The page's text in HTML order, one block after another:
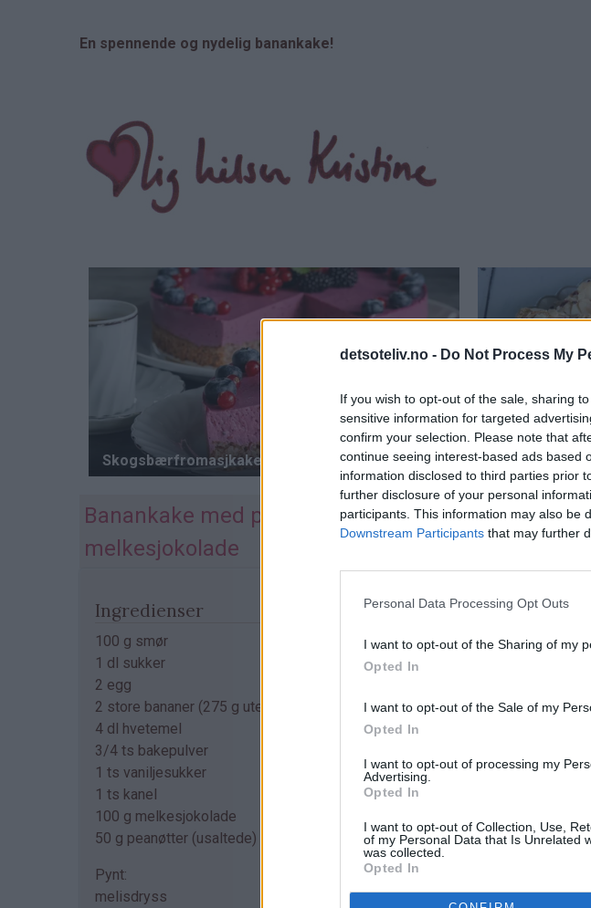
detsoteliv.no - Do Not Process My
If you wish to opt-out of the sale, sharing
sensitive information for targeted
confirm your selection. Please note that
continue seeing interest-based ads based
information disclosed to third parties prior
further disclosure of your personal
participants. This information may also be
Downstream Participants that may further
Personal Data Processing Opt Outs
I want to opt-out of the Sharing of my
Opted In
I want to opt-out of the Sale of my
Opted In
I want to opt-out of processing my
Advertising.
Opted In
I want to opt-out of Collection, Use,
of my Personal Data that Is Unrelated
was collected.
Opted In
En spennende og nydelig banankake!
Banankake med peanøtter og
melkesjokolade
Ingredienser
100 g smør
1 dl sukker
2 egg
2 store bananer (275 g uten skall)
4 dl hvetemel
3/4 ts bakepulver
1 ts vaniljesukker
1 ts kanel
100 g melkesjokolade
50 g peanøtter (usaltede)
Pynt:
melisdryss